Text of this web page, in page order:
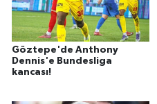
Göztepe'de Anthony
Dennis'e Bundesliga
kancası!